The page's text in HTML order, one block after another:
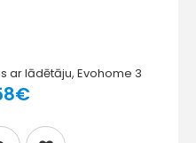
ar lādētāju, Evohome 3